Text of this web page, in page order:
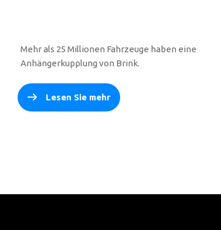
Mehr als 25 Millionen Fahrzeuge haben eine
Anhängerkupplung von Brink.
Lesen Sie mehr